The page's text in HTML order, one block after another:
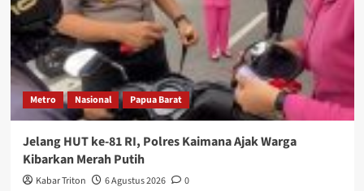
Metro Nasional Papua Barat
Jelang HUT ke-81 RI, Polres Kaimana Ajak Warga
Kibarkan Merah Putih
Kabar Triton 6 Agustus 2026 0